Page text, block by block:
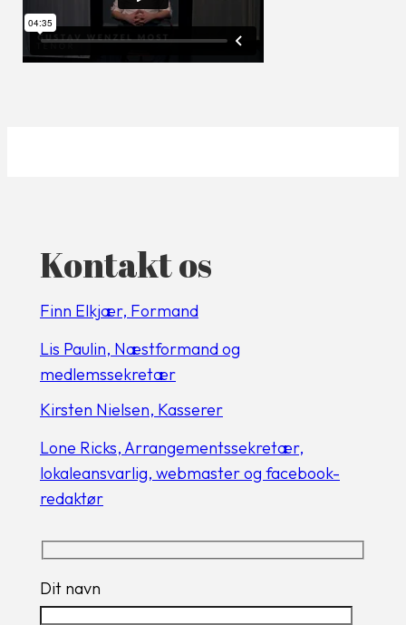
Kontakt os
Finn Elkjær, Formand
Lis Paulin, Næstformand og
medlemssekretær
Kirsten Nielsen, Kasserer
Lone Ricks, Arrangementssekretær,
lokaleansvarlig, webmaster og facebook-
redaktør
Dit navn